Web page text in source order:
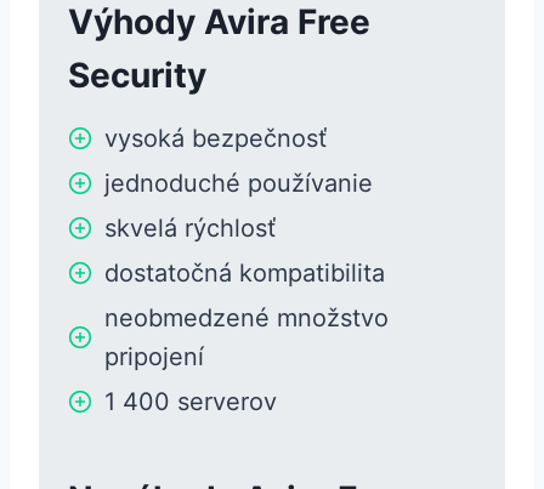
Výhody Avira Free
Security
vysoká bezpečnosť
jednoduché používanie
skvelá rýchlosť
dostatočná kompatibilita
neobmedzené množstvo
pripojení
1 400 serverov